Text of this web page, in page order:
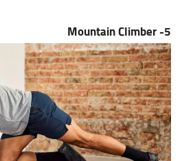
5-
Mountain Climber